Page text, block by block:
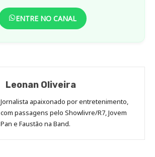
ENTRE NO CANAL
Leonan Oliveira
Jornalista apaixonado por entretenimento,
com passagens pelo Showlivre/R7, Jovem
Pan e Faustão na Band.